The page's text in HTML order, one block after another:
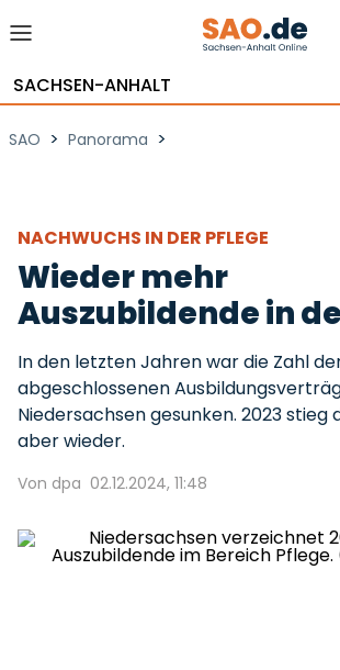
SACHSEN-ANHALT
SAO > Panorama >
NACHWUCHS IN DER PFLEGE
Wieder mehr
Auszubildende in
In den letzten Jahren war die Zahl
abgeschlossenen
Niedersachsen gesunken. 2023 stieg
aber wieder.
Von dpa 02.12.2024, 11:48